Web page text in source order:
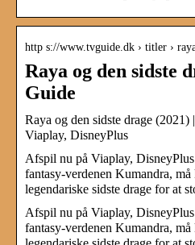
http s://www.tvguide.dk › titler ›
Raya og den sidste
Guide
Raya og den sidste drage
Viaplay, DisneyPlus
Afspil nu på Viaplay,
fantasy-verdenen Kumandra,
legendariske sidste drage for at
Afspil nu på Viaplay,
fantasy-verdenen Kumandra,